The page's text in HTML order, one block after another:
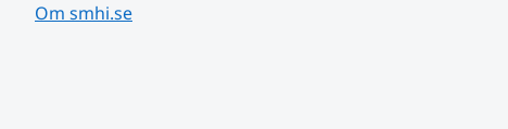
Om smhi.se